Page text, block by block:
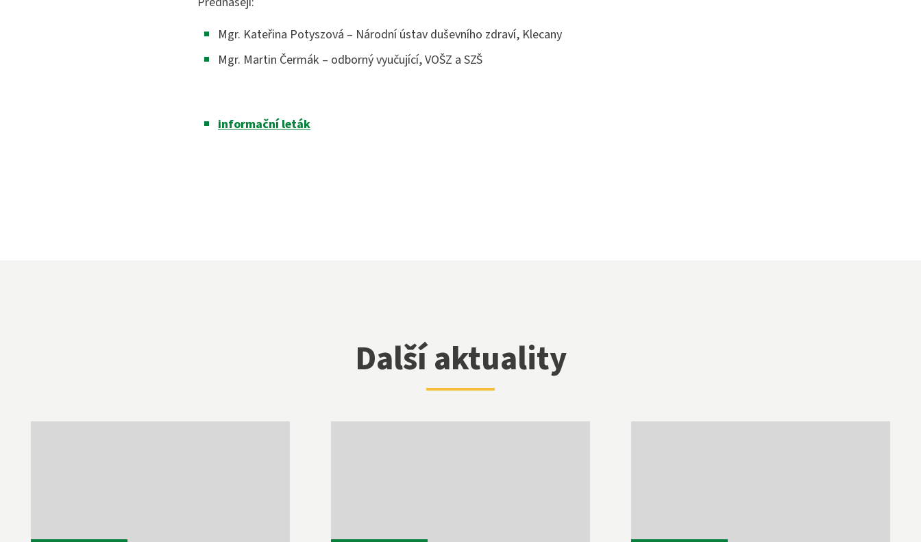
Mgr. Kateřina Potyszová – Národní ústav duševního zdraví, Klecany
Mgr. Martin Čermák – odborný vyučující, VOŠZ a SZŠ
informační leták
Další aktuality